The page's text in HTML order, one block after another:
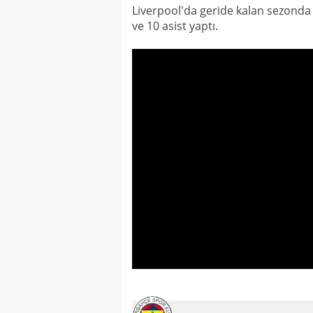
Liverpool'da geride kalan
ve 10 asist yaptı.